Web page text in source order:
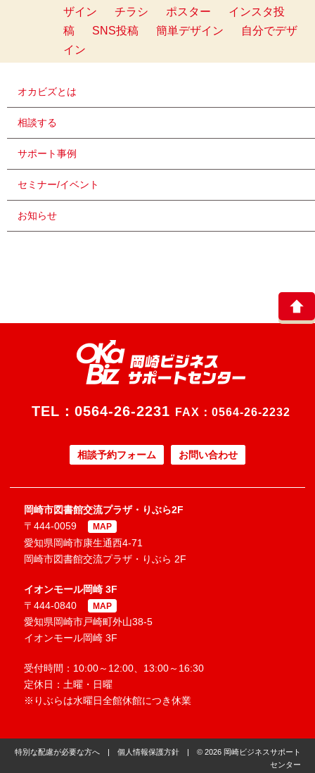
ザイン
チラシ ポスター
インスタ投
稿
SNS投稿 簡単デザイン
自分でデザ
イン
オカビズとは
相談する
サポート事例
セミナー/イベント
お知らせ
TEL： 0564-26-2231 FAX：0564-26-2232
相談予約フォーム お問い合わせ
岡崎市図書館交流プラザ・りぶら2F
〒444-0059
MAP
愛知県岡崎市康生通西4-71
岡崎市図書館交流プラザ・りぶら 2F
イオンモール岡崎 3F
〒444-0840
MAP
愛知県岡崎市戸崎町外山38-5
イオンモール岡崎 3F
受付時間：10:00～12:00、13:00～16:30
定休日：土曜・日曜
※りぶらは水曜日全館休館につき休業
特別な配慮が必要な方へ 個人情報保護方針 | © 2026 岡崎ビジネスサポート
センター